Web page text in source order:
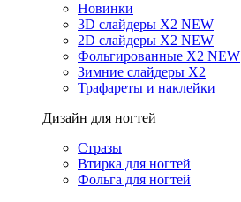
Новинки
3D слайдеры X2 NEW
2D слайдеры X2 NEW
Фольгированные X2 NEW
Зимние слайдеры Х2
Трафареты и наклейки
Дизайн для ногтей
Стразы
Втирка для ногтей
Фольга для ногтей